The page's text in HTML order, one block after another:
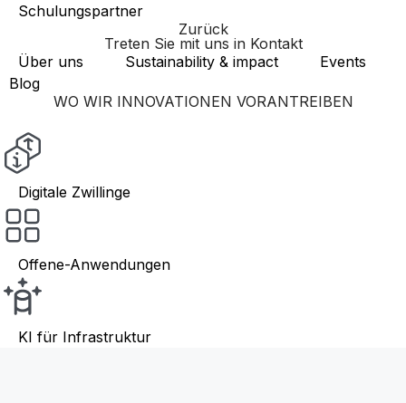
Schulungspartner
Zurück
Treten Sie mit uns in Kontakt
Über uns
Sustainability & impact
Events
Blog
WO WIR INNOVATIONEN VORANTREIBEN
Digitale Zwillinge
Offene-Anwendungen
KI für Infrastruktur